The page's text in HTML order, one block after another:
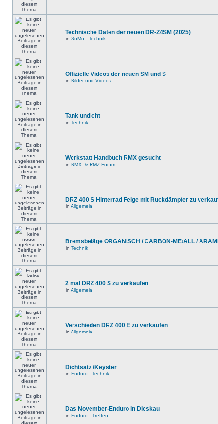
Technische Daten der neuen DR-Z4SM (2025)
in SuMo - Technik
Offizielle Videos der neuen SM und S
in Bilder und Videos
Tank undicht
in Technik
Werkstatt Handbuch RMX gesucht
in RMX- & RMZ-Forum
DRZ 400 S Hinterrad Felge mit Ruckdämpfer zu
in Allgemein
Bremsbeläge ORGANISCH / CARBON-MEtALL /
in Technik
2 mal DRZ 400 S zu verkaufen
in Allgemein
Verschieden DRZ 400 E zu verkaufen
in Allgemein
Dichtsatz /Keyster
in Enduro - Technik
Das November-Enduro in Dieskau
in Enduro - Treffen